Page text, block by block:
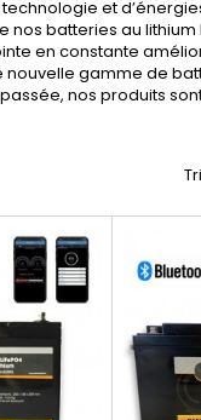
et
batteries au lithium
en constante
gamme de
nos produits